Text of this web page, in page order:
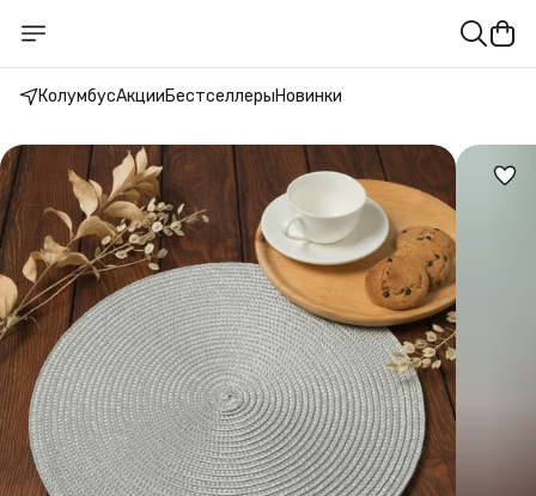
КолумбусАкцииБестселлерыНовинки